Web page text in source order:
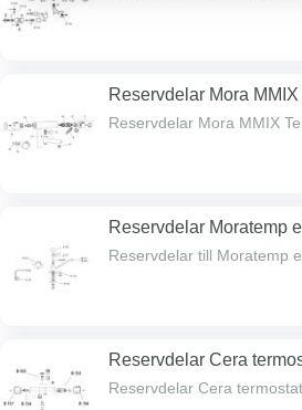
Reservdelar Mora
Reservdelar Mora MMIX
Reservdelar Moratemp
Reservdelar till Moratemp
Reservdelar Cera
Reservdelar Cera termostat.